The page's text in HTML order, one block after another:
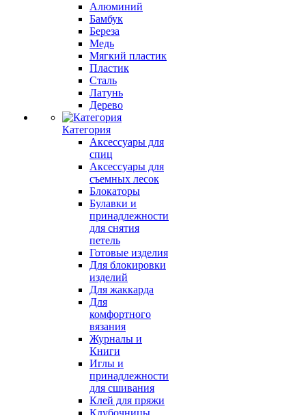
Алюминий
Бамбук
Береза
Медь
Мягкий пластик
Пластик
Сталь
Латунь
Дерево
Категория
Аксессуары для
спиц
Аксессуары для
съемных лесок
Блокаторы
Булавки и
принадлежности
для снятия
петель
Готовые изделия
Для блокировки
изделий
Для жаккарда
Для
комфортного
вязания
Журналы и
Книги
Иглы и
принадлежности
для сшивания
Клей для пряжи
Клубочницы